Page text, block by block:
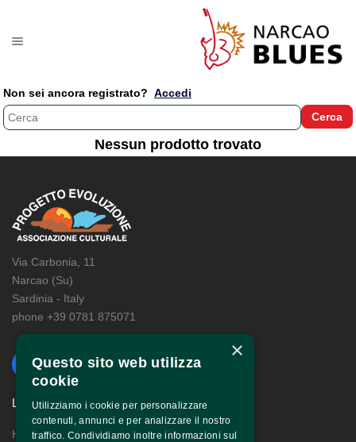
Non sei ancora registrato? Accedi
Nessun prodotto trovato
Via Carbonia, 11
Narcao (Su)
Sardinia - Italy
phone +39 0781 875071
LINKS
Home
×
Questo sito web utilizza
cookie
Utilizziamo i cookie per personalizzare
contenuti, annunci e per analizzare il nostro
traffico. Condividiamo inoltre informazioni sul